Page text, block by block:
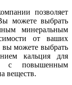
позволяет
можете выбрать
минеральным
от ваших
вы можете выбрать
кальция для
с повышенным
веществ.